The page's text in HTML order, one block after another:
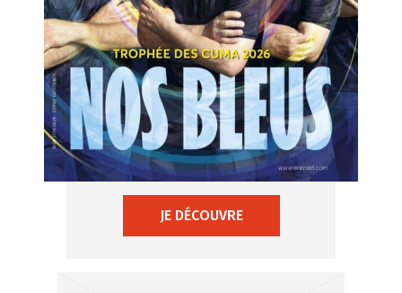
JE DÉCOUVRE